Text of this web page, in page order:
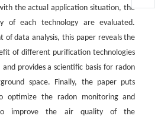
the actual application situation, the
of each technology are evaluated.
of data analysis, this paper reveals the
of different purification technologies
provides a scientific basis for radon
space. Finally, the paper puts
optimize the radon monitoring and
to improve the air quality of the